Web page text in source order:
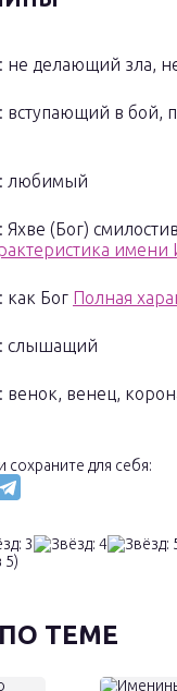
не делающий зла,
в бой,
любимый
(Бог)
имени
Бог Полная
слышащий
венец,
сохраните для себя:
5)
ТЕМЕ